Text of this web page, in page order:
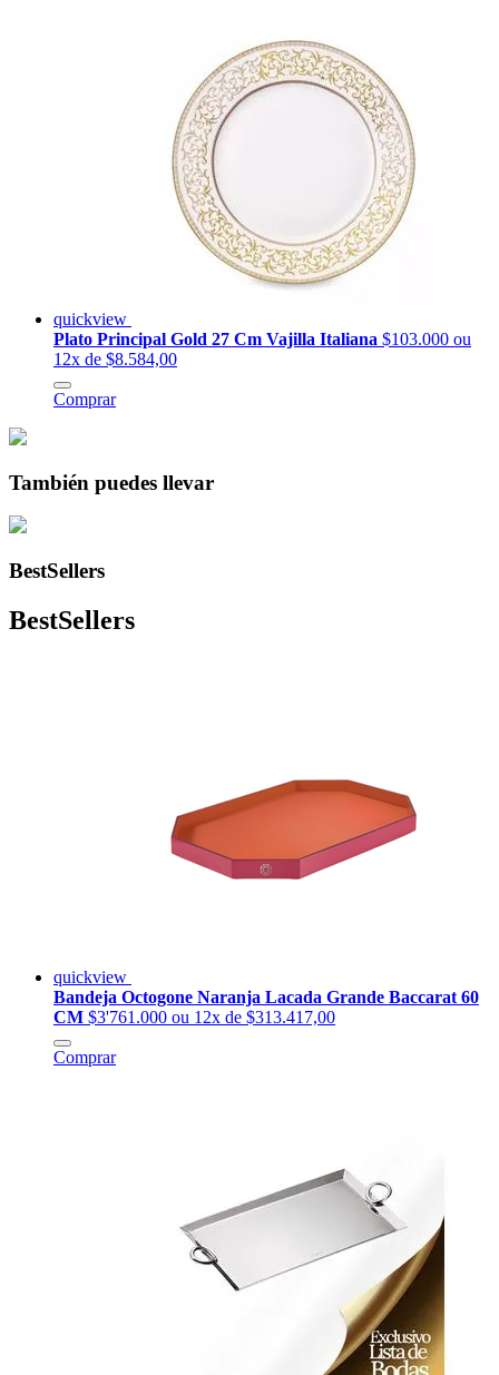
quickview
Plato Principal Gold 27 Cm Vajilla Italiana $103.000 ou
12x de $8.584,00
Comprar
También puedes llevar
BestSellers
BestSellers
quickview
Bandeja Octogone Naranja Lacada Grande Baccarat 60
CM $3'761.000 ou 12x de $313.417,00
Comprar